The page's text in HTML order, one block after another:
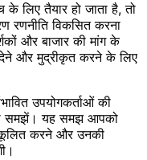
लिए तैयार हो जाता है, तो
रणनीति विकसित करना
और बाजार की मांग के
और मुद्रीकृत करने के लिए
उपयोगकर्ताओं की
समझें। यह समझ आपको
करने और उनकी